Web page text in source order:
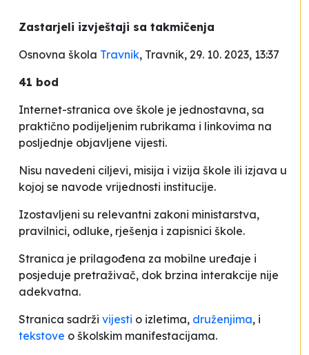
Zastarjeli izvještaji sa takmičenja
Osnovna škola Travnik, Travnik, 29. 10. 2023, 13:37
41 bod
Internet-stranica ove škole je jednostavna, sa
praktično podijeljenim rubrikama i linkovima na
posljednje objavljene vijesti.
Nisu navedeni ciljevi, misija i vizija škole ili izjava u
kojoj se navode vrijednosti institucije.
Izostavljeni su relevantni zakoni ministarstva,
pravilnici, odluke, rješenja i zapisnici škole.
Stranica je prilagođena za mobilne uređaje i
posjeduje pretraživač, dok brzina interakcije nije
adekvatna.
Stranica sadrži vijesti o izletima, druženjima, i
tekstove o školskim manifestacijama.